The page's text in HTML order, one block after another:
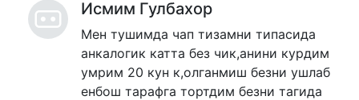
Исмим Гулбахор
Мен тушимда чап тизамни типасида
анкалогик катта без чик,анини курдим
умрим 20 кун к,олганмиш безни ушлаб
енбош тарафга тортдим безни тагида